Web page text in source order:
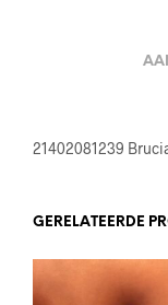
21402081239
GERELATEERDE